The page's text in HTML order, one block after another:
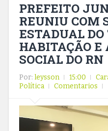
PREFEITO
REUNIU COM
ESTADUAL
HABITAÇÃO E
SOCIAL DO RN
Por: leysson 15:00
Política
Comentarios